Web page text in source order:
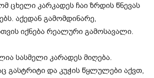
ცხელი კარკადეს ჩაი ზრდის წნევას
აქედან გამომდინარე,
იქნება რეალური გამოსავალი.
სასმელი კარადეს მიღება.
გასტრიტი და კუჭის წყლულები აქვთ,